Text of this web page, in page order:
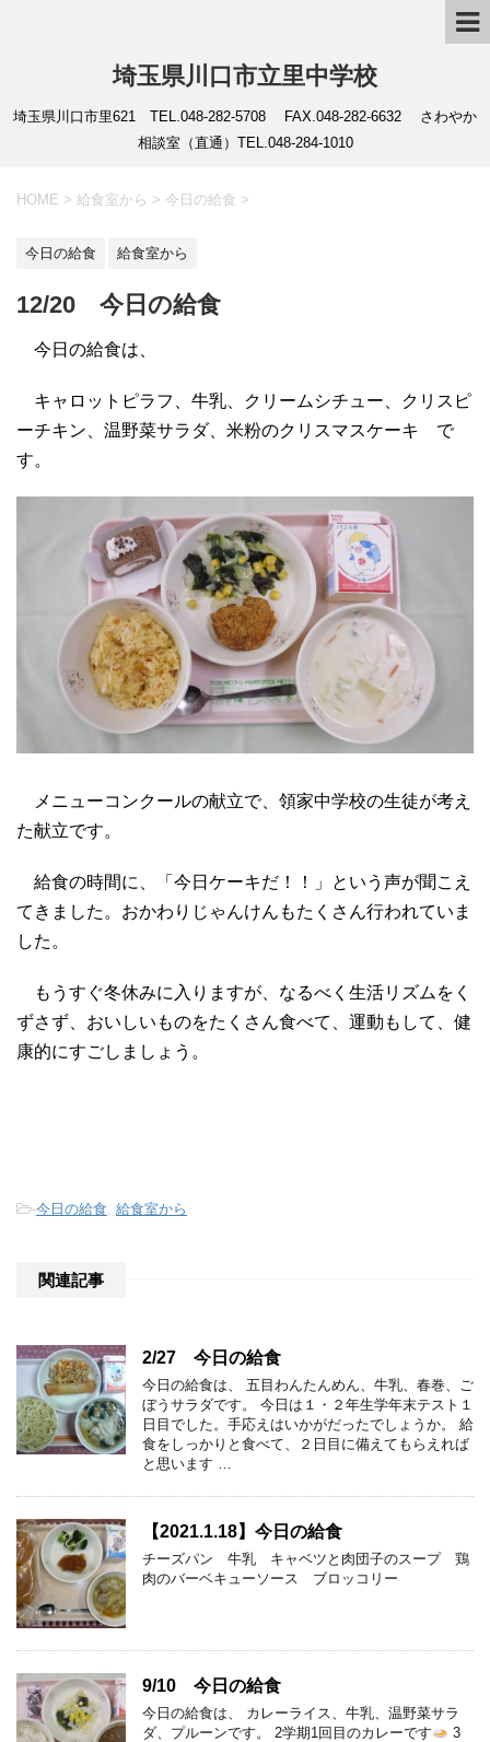
埼玉県川口市立里中学校
埼玉県川口市里621 TEL.048-282-5708 FAX.048-282-6632 さわやか
相談室（直通）TEL.048-284-1010
HOME > 給食室から > 今日の給食 >
今日の給食 給食室から
12/20 今日の給食
今日の給食は、
キャロットピラフ、牛乳、クリームシチュー、クリスピ
ーチキン、温野菜サラダ、米粉のクリスマスケーキ で
す。
メニューコンクールの献立で、領家中学校の生徒が考え
た献立です。
給食の時間に、「今日ケーキだ！！」という声が聞こえ
てきました。おかわりじゃんけんもたくさん行われていま
した。
もうすぐ冬休みに入りますが、なるべく生活リズムをく
ずさず、おいしいものをたくさん食べて、運動もして、健
康的にすごしましょう。
-今日の給食 給食室から
関連記事
2/27 今日の給食
今日の給食は、 五目わんたんめん、牛乳、春巻、ご
ぼうサラダです。 今日は１・２年生学年末テスト１
日目でした。手応えはいかがだったでしょうか。 給
食をしっかりと食べて、２日目に備えてもらえれば
と思います …
【2021.1.18】今日の給食
チーズパン 牛乳 キャベツと肉団子のスープ 鶏
肉のバーベキューソース ブロッコリー
9/10 今日の給食
今日の給食は、 カレーライス、牛乳、温野菜サラ
ダ、プルーンです。 2学期1回目のカレーです
3